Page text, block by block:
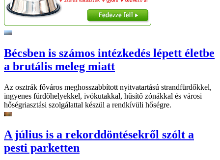
Bécsben is számos intézkedés lépett életbe
a brutális meleg miatt
Az osztrák főváros meghosszabbított nyitvatartású strandfürdőkkel,
ingyenes fürdőhelyekkel, ivókutakkal, hűsítő zónákkal és városi
hőségriasztási szolgálattal készül a rendkívüli hőségre.
A július is a rekorddöntésekről szólt a
pesti parketten